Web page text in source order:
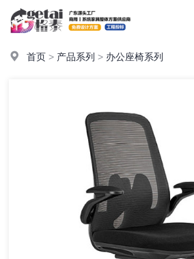
首页 > 产品系列 > 办公座椅系列